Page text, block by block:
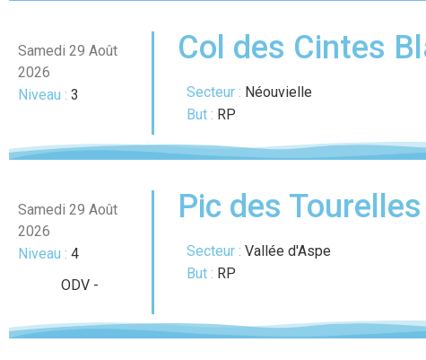
Samedi 29 Août
2026
Niveau : 3
Col des Cintes
Secteur : Néouvielle
But : RP
Samedi 29 Août
2026
Niveau : 4
ODV -
Pic des
Secteur :Vallée d'Aspe
But : RP